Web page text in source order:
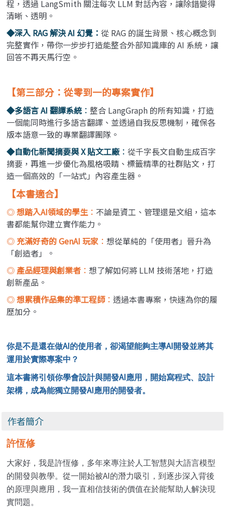
程，透過 LangSmith 關注每次 LLM 對話內容，讓除錯變得
清晰、透明。
◆深入 RAG 解決 AI 幻覺： 從 RAG 的誕生背景、核心概念到
完整實作，帶你一步步打造能整合外部知識庫的 AI 系統，讓
回答不再天馬行空。
【第三部分：從零到一的專案實作】
◆多語言 AI 翻譯系統 ： 整合 LangGraph 的所有知識，打造
一個能同時進行多語言翻譯、並透過自我反思機制，確保各
版本語意一致的專業翻譯團隊。
◆自動化新聞摘要與 X 貼文工廠 ： 從千字長文自動生成百字
摘要，再進一步優化為風格吸睛、標籤精準的社群貼文，打
造一個高效的「一站式」內容產生器。
【本書適合】
◎想踏入AI領域的學生： 不論是資工、管理還是文組，這本
書都能幫你建立實作能力。
◎ 充滿好奇的 GenAI 玩家 ： 想從單純的「使用者」晉升為
「創造者」。
◎ 產品經理與創業者 ： 想了解如何將 LLM 技術落地，打造
創新產品。
◎想累積作品集的準工程師： 透過本書專案，快速為你的履
歷加分。
你是不是還在做AI的使用者，卻渴望能夠主導AI開發並將其
運用於實際專案中？
這本書將引領你學會設計與開發AI應用，開始寫程式、設計
架構，成為能獨立開發AI應用的開發者。
作者簡介
許恆修
大家好，我是許恆修，多年來專注於人工智慧與大語言模型
的開發與教學。從一開始被AI的潛力吸引，到逐步深入背後
的原理與應用，我一直相信技術的價值在於能幫助人解決現
實問題。